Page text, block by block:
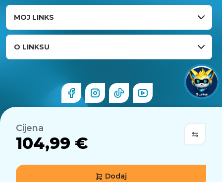
Cijena
104,99 €
Dodaj
MOJ LINKS
O LINKSU